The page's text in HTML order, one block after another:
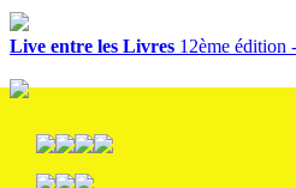
Live entre les Livres 12ème édition